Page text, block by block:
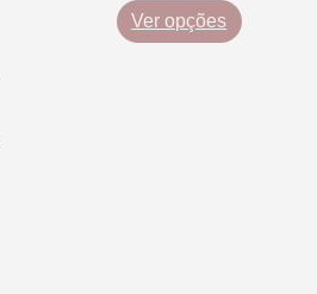
Ver opções